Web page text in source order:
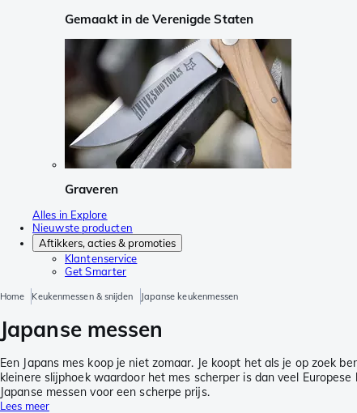
Gemaakt in de Verenigde Staten
Graveren
Alles in Explore
Nieuwste producten
Aftikkers, acties & promoties
Klantenservice
Get Smarter
Home Keukenmessen & snijden Japanse keukenmessen
Japanse messen
Een Japans mes koop je niet zomaar. Je koopt het als je op zoek
kleinere slijphoek waardoor het mes scherper is dan veel
Japanse messen voor een scherpe prijs.
Lees meer